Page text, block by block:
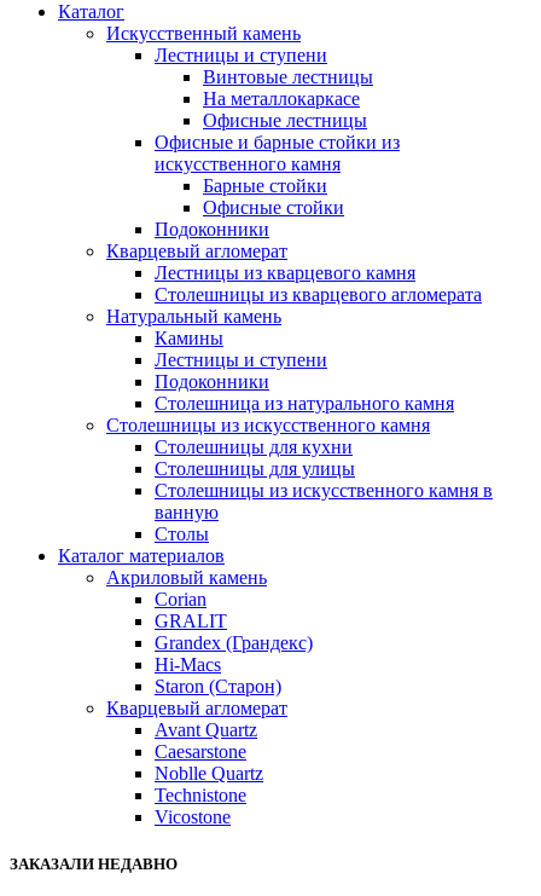
Каталог
Искусственный камень
Лестницы и ступени
Винтовые лестницы
На металлокаркасе
Офисные лестницы
Офисные и барные стойки из
искусственного камня
Барные стойки
Офисные стойки
Подоконники
Кварцевый агломерат
Лестницы из кварцевого камня
Столешницы из кварцевого агломерата
Натуральный камень
Камины
Лестницы и ступени
Подоконники
Столешница из натурального камня
Столешницы из искусственного камня
Столешницы для кухни
Столешницы для улицы
Столешницы из искусственного камня в
ванную
Столы
Каталог материалов
Акриловый камень
Corian
GRALIT
Grandex (Грандекс)
Hi-Macs
Staron (Старон)
Кварцевый агломерат
Avant Quartz
Caesarstone
Noblle Quartz
Technistone
Vicostone
ЗАКАЗАЛИ НЕДАВНО